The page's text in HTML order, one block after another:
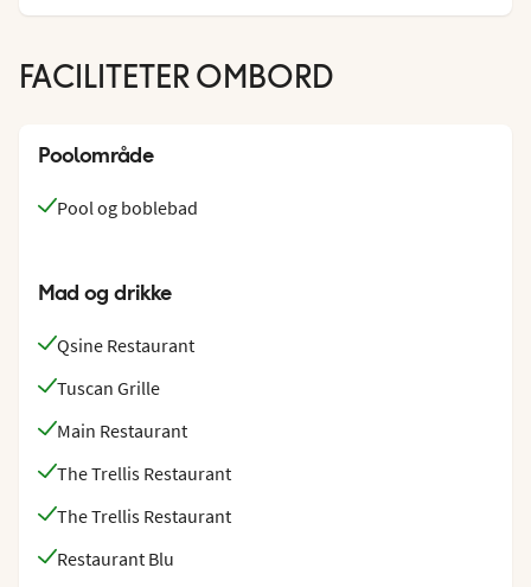
FACILITETER OMBORD
Poolområde
Pool og boblebad
Mad og drikke
Qsine Restaurant
Tuscan Grille
Main Restaurant
The Trellis Restaurant
The Trellis Restaurant
Restaurant Blu